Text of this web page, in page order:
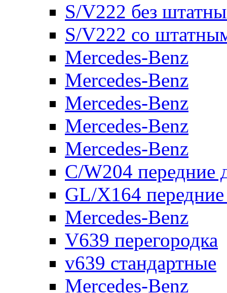
S/V222 без
S/V222 со
Mercedes-Benz
Mercedes-Benz
Mercedes-Benz
Mercedes-Benz
Mercedes-Benz
C/W204 передние
GL/X164
Mercedes-Benz
V639 перегородка
v639 стандартные
Mercedes-Benz